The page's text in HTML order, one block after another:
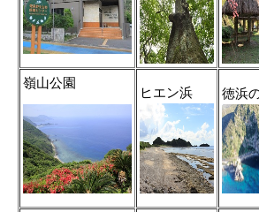
嶺山公園
ヒエン浜 徳浜